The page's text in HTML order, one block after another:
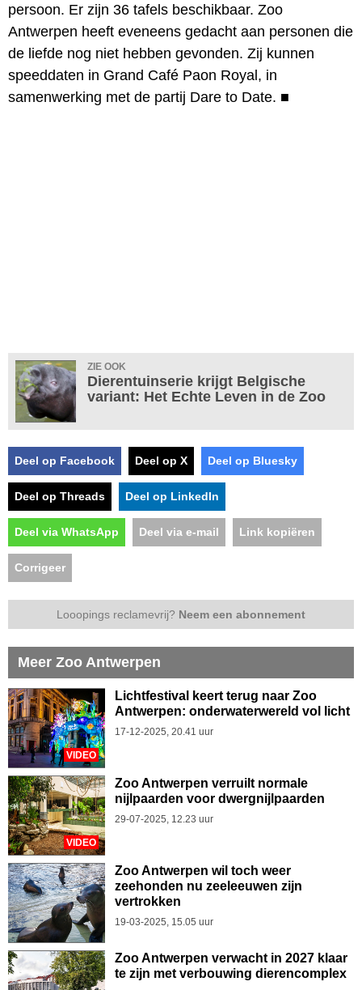
persoon. Er zijn 36 tafels beschikbaar. Zoo
Antwerpen heeft eveneens gedacht aan personen die
de liefde nog niet hebben gevonden. Zij kunnen
speeddaten in Grand Café Paon Royal, in
samenwerking met de partij Dare to Date. ■
ZIE OOK
Dierentuinserie krijgt Belgische
variant: Het Echte Leven in de Zoo
Deel op Facebook Deel op X Deel op Bluesky
Deel op Threads Deel op LinkedIn
Deel via WhatsApp Deel via e-mail Link kopiëren
Corrigeer
Looopings reclamevrij? Neem een abonnement
Meer Zoo Antwerpen
VIDEO
Lichtfestival keert terug naar Zoo
Antwerpen: onderwaterwereld vol licht
17-12-2025, 20.41 uur
VIDEO
Zoo Antwerpen verruilt normale
nijlpaarden voor dwergnijlpaarden
29-07-2025, 12.23 uur
Zoo Antwerpen wil toch weer
zeehonden nu zeeleeuwen zijn
vertrokken
19-03-2025, 15.05 uur
Zoo Antwerpen verwacht in 2027 klaar
te zijn met verbouwing dierencomplex